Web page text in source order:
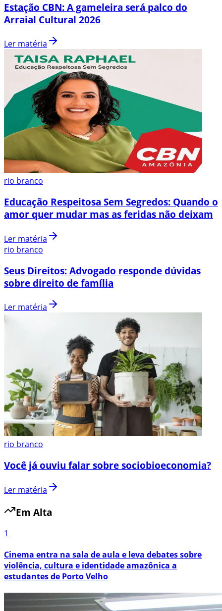
Estação CBN: A gameleira será palco do
Arraial Cultural 2026
Ler matéria
rio branco
Educação Respeitosa Sem Segredos: Quando o
amor quer mudar mas as feridas não deixam
Ler matéria
rio branco
Seus Direitos: Advogado responde dúvidas
sobre direito de família
Ler matéria
rio branco
Você já ouviu falar sobre sociobioeconomia?
Ler matéria
Em Alta
1
Cinema entra na sala de aula e leva debates sobre
violência, cultura e identidade amazônica a
estudantes de Porto Velho